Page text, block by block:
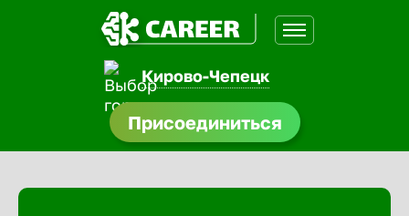
Кирово-Чепецк
Присоединиться